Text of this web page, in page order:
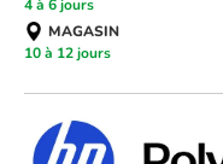
4 à 6 jours
MAGASIN
10 à 12 jours